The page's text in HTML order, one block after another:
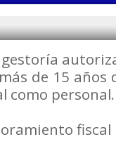
de 15 años
fiscal